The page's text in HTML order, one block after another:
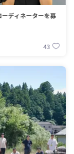
ーディネーターを募
43